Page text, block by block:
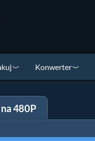
Konwerter
480P